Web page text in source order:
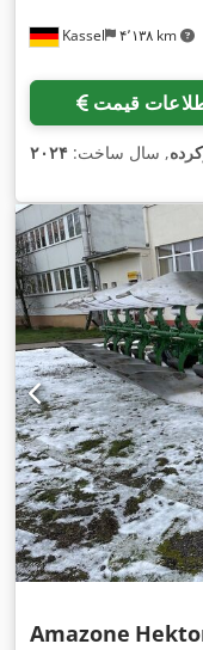
Kassel ۴٬۱۳۸ km
قیمت
, سال ساخت: ۲۰۲۴
Amazone